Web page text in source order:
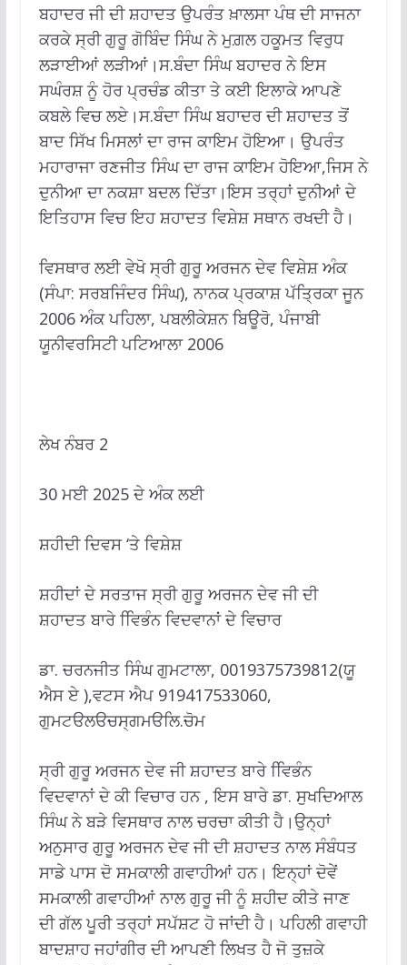
ਬਹਾਦਰ ਜੀ ਦੀ ਸ਼ਹਾਦਤ ਉਪਰੰਤ ਖ਼ਾਲਸਾ ਪੰਥ ਦੀ ਸਾਜਨਾ
ਕਰਕੇ ਸ੍ਰੀ ਗੁਰੂ ਗੋਬਿੰਦ ਸਿੰਘ ਨੇ ਮੁਗ਼ਲ ਹਕੂਮਤ ਵਿਰੁਧ
ਲੜਾਈਆਂ ਲੜੀਆਂ।ਸ.ਬੰਦਾ ਸਿੰਘ ਬਹਾਦਰ ਨੇ ਇਸ
ਸਘੰਰਸ਼ ਨੂੰ ਹੋਰ ਪ੍ਰਚੰਡ ਕੀਤਾ ਤੇ ਕਈ ਇਲਾਕੇ ਆਪਣੇ
ਕਬਲੇ ਵਿਚ ਲਏ।ਸ.ਬੰਦਾ ਸਿੰਘ ਬਹਾਦਰ ਦੀ ਸ਼ਹਾਦਤ ਤੋਂ
ਬਾਦ ਸਿੱਖ ਮਿਸਲਾਂ ਦਾ ਰਾਜ ਕਾਇਮ ਹੋਇਆ। ਉਪਰੰਤ
ਮਹਾਰਾਜਾ ਰਣਜੀਤ ਸਿੰਘ ਦਾ ਰਾਜ ਕਾਇਮ ਹੋਇਆ,ਜਿਸ ਨੇ
ਦੁਨੀਆ ਦਾ ਨਕਸ਼ਾ ਬਦਲ ਦਿੱਤਾ।ਇਸ ਤਰ੍ਹਾਂ ਦੁਨੀਆਂ ਦੇ
ਇਤਿਹਾਸ ਵਿਚ ਇਹ ਸ਼ਹਾਦਤ ਵਿਸ਼ੇਸ਼ ਸਥਾਨ ਰਖਦੀ ਹੈ।
ਵਿਸਥਾਰ ਲਈ ਵੇਖੋ ਸ੍ਰੀ ਗੁਰੂ ਅਰਜਨ ਦੇਵ ਵਿਸ਼ੇਸ਼ ਅੰਕ
(ਸੰਪਾ: ਸਰਬਜਿੰਦਰ ਸਿੰਘ), ਨਾਨਕ ਪ੍ਰਕਾਸ਼ ਪੱਤ੍ਰਿਕਾ ਜੂਨ
2006 ਅੰਕ ਪਹਿਲਾ, ਪਬਲੀਕੇਸ਼ਨ ਬਿਊਰੋ, ਪੰਜਾਬੀ
ਯੂਨੀਵਰਸਿਟੀ ਪਟਿਆਲਾ 2006
ਲੇਖ ਨੰਬਰ 2
30 ਮਈ 2025 ਦੇ ਅੰਕ ਲਈ
ਸ਼ਹੀਦੀ ਦਿਵਸ ‘ਤੇ ਵਿਸ਼ੇਸ਼
ਸ਼ਹੀਦਾਂ ਦੇ ਸਰਤਾਜ ਸ੍ਰੀ ਗੁਰੂ ਅਰਜਨ ਦੇਵ ਜੀ ਦੀ
ਸ਼ਹਾਦਤ ਬਾਰੇ ਵਿਿਭੰਨ ਵਿਦਵਾਨਾਂ ਦੇ ਵਿਚਾਰ
ਡਾ. ਚਰਨਜੀਤ ਸਿੰਘ ਗੁਮਟਾਲਾ, 0019375739812(ਯੂ
ਐਸ ਏ ),ਵਟਸ ਐਪ 919417533060,
ਗੁਮਟੳਲੳਚਸ੍ਗਮੳਲਿ.ਚੋਮ
ਸ੍ਰੀ ਗੁਰੂ ਅਰਜਨ ਦੇਵ ਜੀ ਸ਼ਹਾਦਤ ਬਾਰੇ ਵਿਿਭੰਨ
ਵਿਦਵਾਨਾਂ ਦੇ ਕੀ ਵਿਚਾਰ ਹਨ , ਇਸ ਬਾਰੇ ਡਾ. ਸੁਖਦਿਆਲ
ਸਿੰਘ ਨੇ ਬੜੇ ਵਿਸਥਾਰ ਨਾਲ ਚਰਚਾ ਕੀਤੀ ਹੈ।ਉਨ੍ਹਾਂ
ਅਨੁਸਾਰ ਗੁਰੂ ਅਰਜਨ ਦੇਵ ਜੀ ਦੀ ਸ਼ਹਾਦਤ ਨਾਲ ਸੰਬੰਧਤ
ਸਾਡੇ ਪਾਸ ਦੋ ਸਮਕਾਲੀ ਗਵਾਹੀਆਂ ਹਨ। ਇਨ੍ਹਾਂ ਦੋਵੇਂ
ਸਮਕਾਲੀ ਗਵਾਹੀਆਂ ਨਾਲ ਗੁਰੂ ਜੀ ਨੂੰ ਸ਼ਹੀਦ ਕੀਤੇ ਜਾਣ
ਦੀ ਗੱਲ ਪੂਰੀ ਤਰ੍ਹਾਂ ਸਪੱਸ਼ਟ ਹੋ ਜਾਂਦੀ ਹੈ। ਪਹਿਲੀ ਗਵਾਹੀ
ਬਾਦਸ਼ਾਹ ਜਹਾਂਗੀਰ ਦੀ ਆਪਣੀ ਲਿਖਤ ਹੈ ਜੋ ਤੁਜ਼ਕੇ